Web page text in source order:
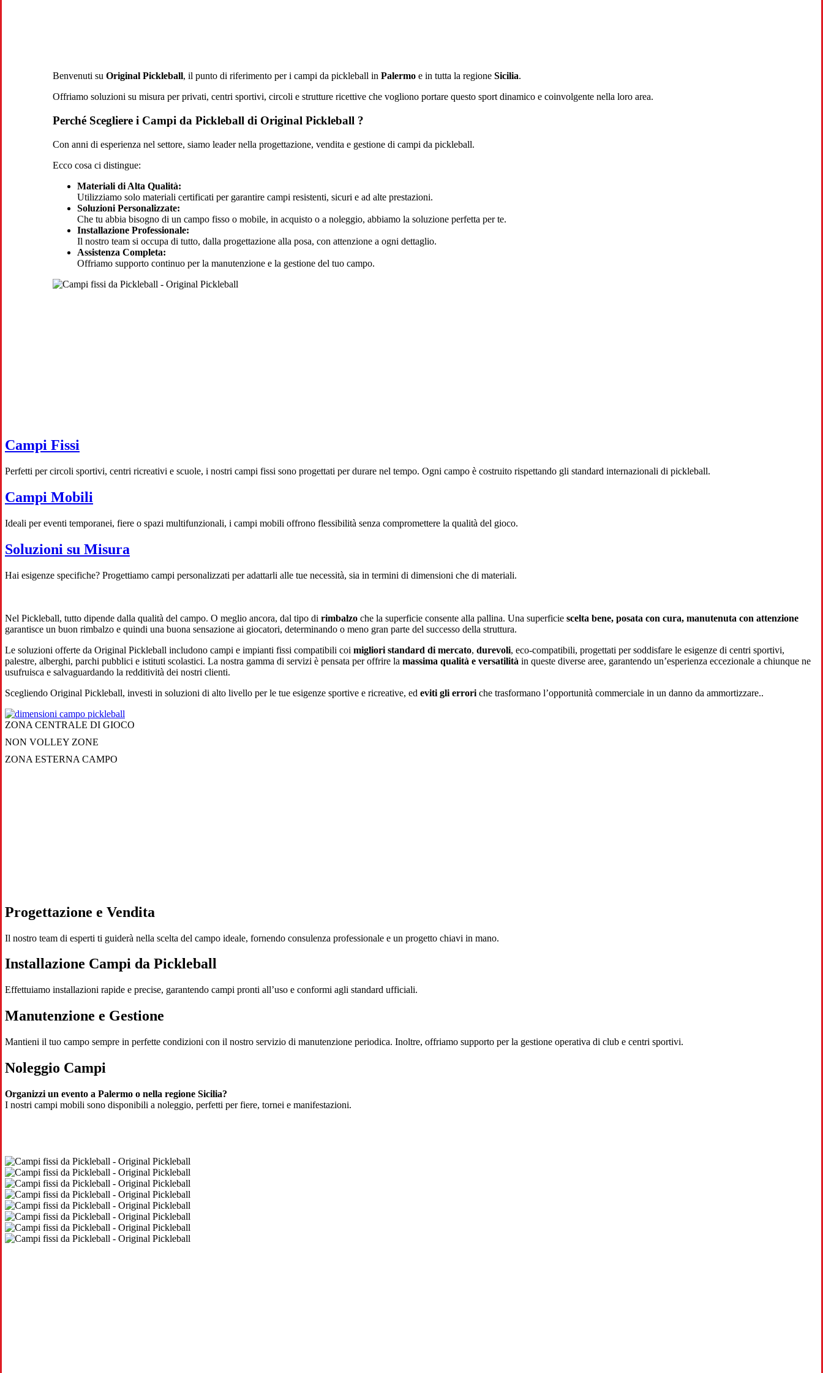
Benvenuti suOriginal Pickleball, il punto di riferimento per i campi da pickleball inPalermo e in tutta la regioneSicilia.
Offriamo soluzioni su misura per privati, centri sportivi, circoli e strutture ricettive che vogliono portare questo sport dinamico e coinvolgente nella loro area.
Perché Scegliere i Campi da Pickleball di Original Pickleball ?
Con anni di esperienza nel settore, siamo leader nella progettazione, vendita e gestione di campi da pickleball.
Ecco cosa ci distingue:
Materiali di Alta Qualità:
Utilizziamo solo materiali certificati per garantire campi resistenti, sicuri e ad alte prestazioni.
Soluzioni Personalizzate:
Che tu abbia bisogno di un campo fisso o mobile, in acquisto o a noleggio, abbiamo la soluzione perfetta per te.
Installazione Professionale:
Il nostro team si occupa di tutto, dalla progettazione alla posa, con attenzione a ogni dettaglio.
Assistenza Completa:
Offriamo supporto continuo per la manutenzione e la gestione del tuo campo.
Campi Fissi
Perfetti per circoli sportivi, centri ricreativi e scuole, i nostri campi fissi sono progettati per durare nel tempo. Ogni campo è costruito rispettando gli standard internazionali di pickleball.
Campi Mobili
Ideali per eventi temporanei, fiere o spazi multifunzionali, i campi mobili offrono flessibilità senza compromettere la qualità del gioco.
Soluzioni su Misura
Hai esigenze specifiche? Progettiamo campi personalizzati per adattarli alle tue necessità, sia in termini di dimensioni che di materiali.
Nel Pickleball, tutto dipende dalla qualità del campo. O meglio ancora, dal tipo di rimbalzo che la superficie consente alla pallina. Una superficie scelta bene, posata con cura, manutenuta con attenzione
garantisce un buon rimbalzo e quindi una buona sensazione ai giocatori, determinando o meno gran parte del successo della struttura.
Le soluzioni offerte da Original Pickleball includono campi e impianti fissi compatibili coi migliori standard di mercato, durevoli, eco-compatibili, progettati per soddisfare le esigenze di centri sportivi,
palestre, alberghi, parchi pubblici e istituti scolastici. La nostra gamma di servizi è pensata per offrire la massima qualità e versatilità in queste diverse aree, garantendo un’esperienza eccezionale a chiunque ne
usufruisca e salvaguardando la redditività dei nostri clienti.
Scegliendo Original Pickleball, investi in soluzioni di alto livello per le tue esigenze sportive e ricreative, ed eviti gli errori che trasformano l’opportunità commerciale in un danno da ammortizzare..
ZONA CENTRALE DI GIOCO
NON VOLLEY ZONE
ZONA ESTERNA CAMPO
Progettazione e Vendita
Il nostro team di esperti ti guiderà nella scelta del campo ideale, fornendo consulenza professionale e un progetto chiavi in mano.
Installazione Campi da Pickleball
Effettuiamo installazioni rapide e precise, garantendo campi pronti all’uso e conformi agli standard ufficiali.
Manutenzione e Gestione
Mantieni il tuo campo sempre in perfette condizioni con il nostro servizio di manutenzione periodica. Inoltre, offriamo supporto per la gestione operativa di club e centri sportivi.
Noleggio Campi
Organizzi un evento a Palermo o nella regione Sicilia?
I nostri campi mobili sono disponibili a noleggio, perfetti per fiere, tornei e manifestazioni.